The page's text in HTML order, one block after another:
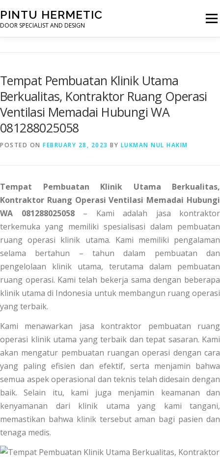
to
content
PINTU HERMETIC
DOOR SPECIALIST AND DESIGN
Menu
PROFILE KONTAK
Tempat Pembuatan Klinik Utama
Berkualitas, Kontraktor Ruang Operasi
Ventilasi Memadai Hubungi WA
081288025058
POSTED ON FEBRUARY 28, 2023 BY LUKMAN NUL HAKIM
Tempat Pembuatan Klinik Utama Berkualitas,
Kontraktor Ruang Operasi Ventilasi Memadai Hubungi
WA 081288025058– Kami adalah jasa kontraktor
terkemuka yang memiliki spesialisasi dalam pembuatan
ruang operasi klinik utama. Kami memiliki pengalaman
selama bertahun – tahun dalam pembuatan dan
pengelolaan klinik utama, terutama dalam pembuatan
ruang operasi. Kami telah bekerja sama dengan beberapa
klinik utama di Indonesia untuk membangun ruang operasi
yang terbaik.
Kami menawarkan jasa kontraktor pembuatan ruang
operasi klinik utama yang terbaik dan tepat sasaran. Kami
akan mengatur pembuatan ruangan operasi dengan cara
yang paling efisien dan efektif, serta menjamin bahwa
semua aspek operasional dan teknis telah didesain dengan
baik. Selain itu, kami juga menjamin keamanan dan
kenyamanan dari klinik utama yang kami tangani,
memastikan bahwa klinik tersebut aman bagi pasien dan
tenaga medis.